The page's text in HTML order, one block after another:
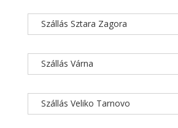
Szállás Sztara Zagora
Szállás Várna
Szállás Veliko Tarnovo